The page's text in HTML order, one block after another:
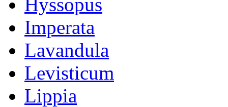
Imperata
Lavandula
Levisticum
Lippia